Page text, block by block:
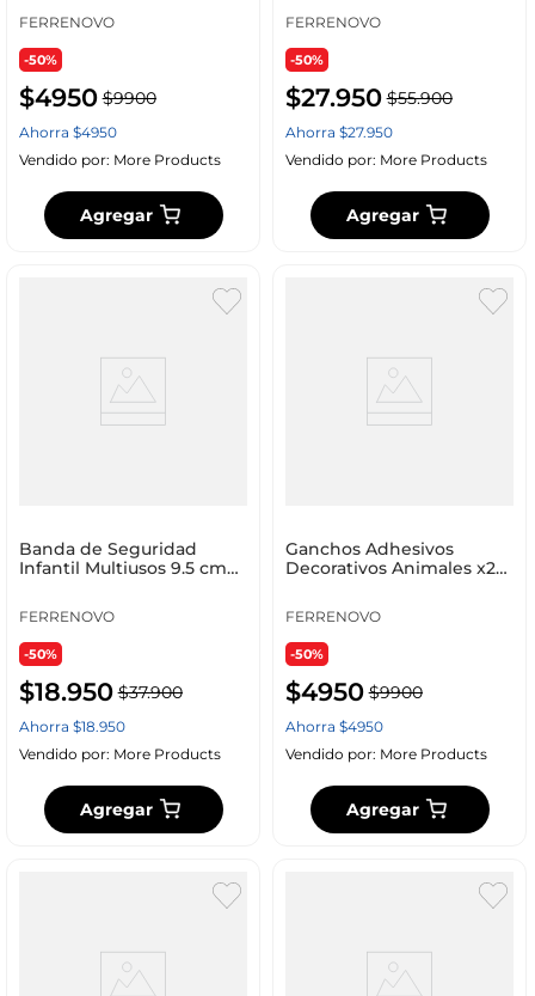
FERRENOVO
-50%
$4950 $9900
Ahorra $4950
Vendido por: More Products
Agregar
FERRENOVO
-50%
$27.950 $55.900
Ahorra $27.950
Vendido por: More Products
Agregar
Banda de Seguridad
Infantil Multiusos 9.5 cm
FERRENOVO
-50%
$18.950 $37.900
Ahorra $18.950
Vendido por: More Products
Agregar
Ganchos Adhesivos
Decorativos Animales x2
FERRENOVO
-50%
$4950 $9900
Ahorra $4950
Vendido por: More Products
Agregar